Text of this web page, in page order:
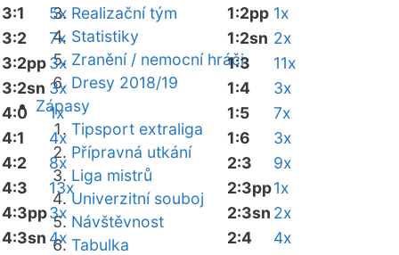
Realizační tým
Statistiky
Zranění / nemocní hráči
Dresy 2018/19
Zápasy
Tipsport extraliga
Přípravná utkání
Liga mistrů
Univerzitní souboj
Návštěvnost
Tabulka
3:1
5x
3:2
7x
3:2pp3x
3:2sn 3x
4:0
1x
4:1
4x
4:2
8x
4:3
13x
4:3pp3x
4:3sn 4x
1:2pp 1x
1:2sn 2x
1:3
11x
1:4
3x
1:5
7x
1:6
3x
2:3
9x
2:3pp1x
2:3sn 2x
2:4
4x